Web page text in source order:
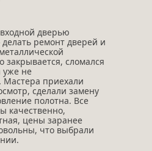
дверью
ремонт дверей и
закрывается, сломался
уже не
Мастера приехали
сделали замену
полотна. Все
качественно,
цены заранее
что выбрали